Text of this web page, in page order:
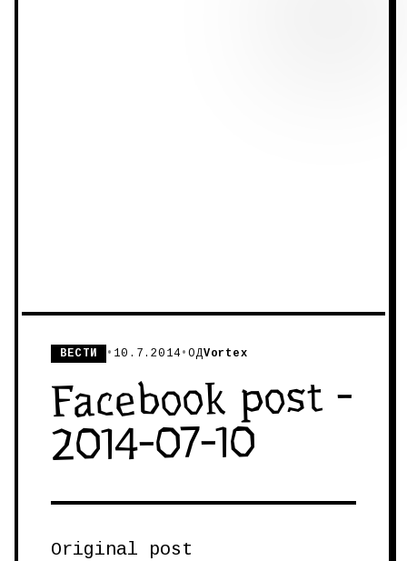
ВЕСТИ • 10.7.2014 •ОДVortex
Facebook post -
2014-07-10
Original post